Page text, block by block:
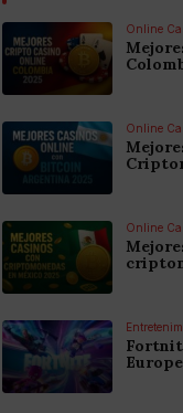
Online
Online
Online